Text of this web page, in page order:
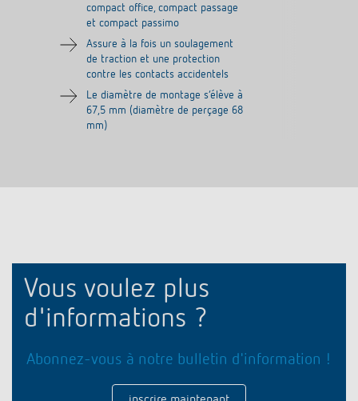
compact office, compact passage
et compact passimo
Assure à la fois un soulagement
de traction et une protection
contre les contacts accidentels
Le diamètre de montage s‘élève à
67,5 mm (diamètre de perçage 68
mm)
Vous voulez plus
d'informations ?
Abonnez-vous à notre bulletin d'information !